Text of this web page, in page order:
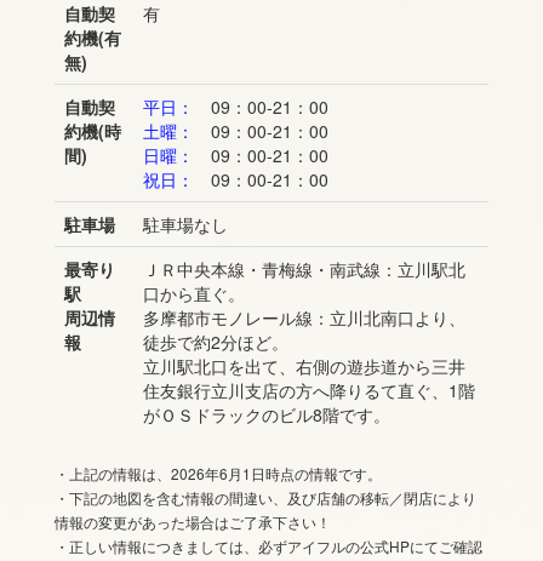
自動契
約機(有
無)
有
自動契
約機(時
間)
平日：
09：00-21：00
土曜：
09：00-21：00
日曜：
09：00-21：00
祝日：
09：00-21：00
駐車場
駐車場なし
最寄り
駅
周辺情
報
ＪＲ中央本線・青梅線・南武線：立川駅北
口から直ぐ。
多摩都市モノレール線：立川北南口より、
徒歩で約2分ほど。
立川駅北口を出て、右側の遊歩道から三井
住友銀行立川支店の方へ降りるて直ぐ、1階
がＯＳドラックのビル8階です。
・上記の情報は、2026年6月1日時点の情報です。
・下記の地図を含む情報の間違い、及び店舗の移転／閉店により
情報の変更があった場合はご了承下さい！
・正しい情報につきましては、必ずアイフルの公式HPにてご確認